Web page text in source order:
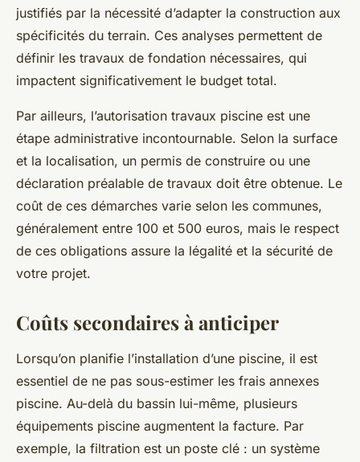
justifiés par la nécessité d’adapter la construction aux
spécificités du terrain. Ces analyses permettent de
définir les travaux de fondation nécessaires, qui
impactent significativement le budget total.
Par ailleurs, l’autorisation travaux piscine est une
étape administrative incontournable. Selon la surface
et la localisation, un permis de construire ou une
déclaration préalable de travaux doit être obtenue. Le
coût de ces démarches varie selon les communes,
généralement entre 100 et 500 euros, mais le respect
de ces obligations assure la légalité et la sécurité de
votre projet.
Coûts secondaires à anticiper
Lorsqu’on planifie l’installation d’une piscine, il est
essentiel de ne pas sous-estimer les frais annexes
piscine. Au-delà du bassin lui-même, plusieurs
équipements piscine augmentent la facture. Par
exemple, la filtration est un poste clé : un système